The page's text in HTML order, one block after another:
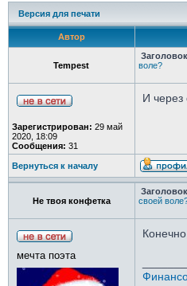
Версия для печати
Автор
Tempest
воле?
Зарегистрирован: 29 май
2020, 18:09
Сообщения: 31
И через
Вернуться к началу
Не твоя конфетка
своей
мечта поэта